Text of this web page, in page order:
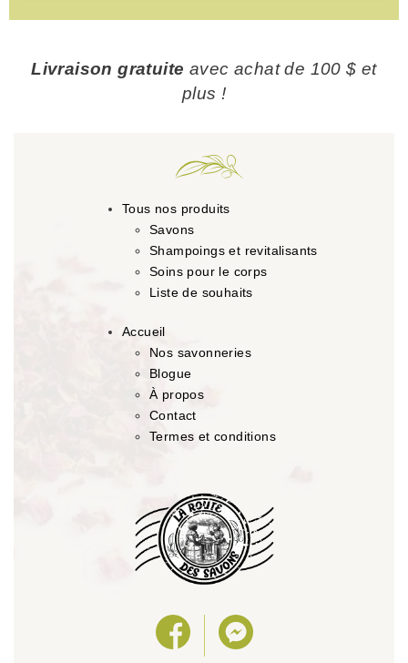
Livraison gratuite avec achat de 100 $ et
plus !
Tous nos produits
Savons
Shampoings et revitalisants
Soins pour le corps
Liste de souhaits
Accueil
Nos savonneries
Blogue
À propos
Contact
Termes et conditions